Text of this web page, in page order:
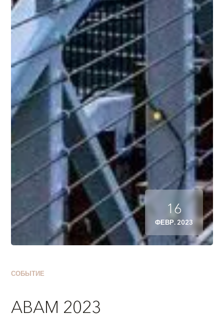
16
ФЕВР. 2023
СОБЫТИЕ
ABAM 2023